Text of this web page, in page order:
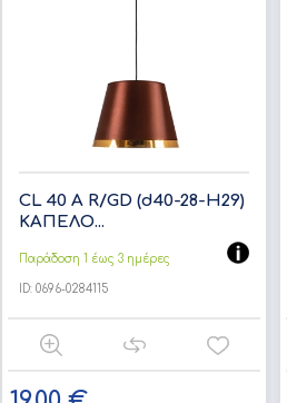
CL 40 A R/GD (d40-28-H29)
ΚΑΠΕΛΟ...
Παράδοση 1 έως 3 ημέρες
ID: 0696-0284115